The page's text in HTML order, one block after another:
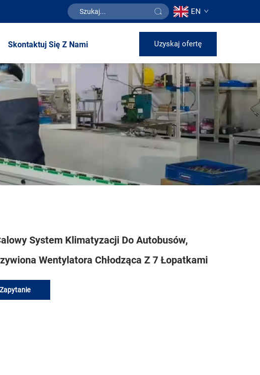
EN
Skontaktuj Się Z Nami Uzyskaj ofertę
System Klimatyzacji Do Autobusów,
Wentylatora Chłodząca Z 7 Łopatkami
Zapytanie